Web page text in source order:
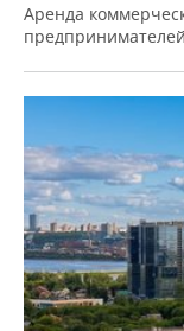
Аренда
предпринимателей